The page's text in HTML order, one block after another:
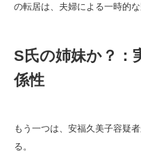
の転居は、夫婦による一時的
S氏の姉妹か？：
係性
もう一つは、安福久美子容疑
る。